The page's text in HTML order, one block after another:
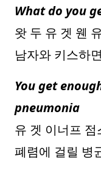
What do you
왓 두 유 겟 웬
남자와 키스하
You get
pneumonia
유 겟 이너프
폐렴에 걸릴 병